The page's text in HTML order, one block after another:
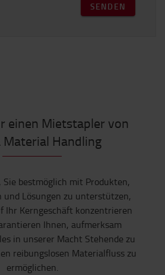
SENDEN
einen Mietstapler von
Material Handling
Sie bestmöglich mit Produkten,
und Lösungen zu unterstützen,
Ihr Kerngeschäft konzentrieren
Ihnen, aufmerksam
in unserer Macht Stehende zu
reibungslosen Materialfluss zu
ermöglichen.